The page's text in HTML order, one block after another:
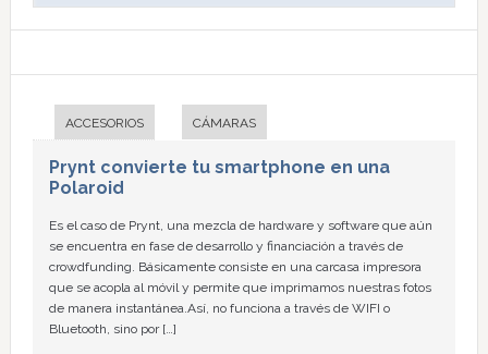
ACCESORIOS CÁMARAS
Prynt convierte tu smartphone en una
Polaroid
Es el caso de Prynt, una mezcla de hardware y software que aún
se encuentra en fase de desarrollo y financiación a través de
crowdfunding. Básicamente consiste en una carcasa impresora
que se acopla al móvil y permite que imprimamos nuestras fotos
de manera instantánea.Así, no funciona a través de WIFI o
Bluetooth, sino por […]